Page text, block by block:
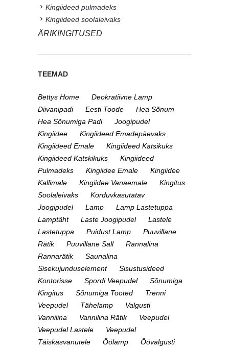
Kingiideed pulmadeks
Kingiideed soolaleivaks
ÄRIKINGITUSED
TEEMAD
Bettys Home
Deokratiivne Lamp
Diivanipadi
Eesti Toode
Hea Sõnum
Hea Sõnumiga Padi
Joogipudel
Kingiidee
Kingiideed Emadepäevaks
Kingiideed Emale
Kingiideed Katsikuks
Kingiideed Katskikuks
Kingiideed
Pulmadeks
Kingiidee Emale
Kingiidee
Kallimale
Kingiidee Vanaemale
Kingitus
Soolaleivaks
Korduvkasutatav
Joogipudel
Lamp
Lamp Lastetuppa
Lamptäht
Laste Joogipudel
Lastele
Lastetuppa
Puidust Lamp
Puuvillane
Rätik
Puuvillane Sall
Rannalina
Rannarätik
Saunalina
Sisekujunduselement
Sisustusideed
Kontorisse
Spordi Veepudel
Sõnumiga
Kingitus
Sõnumiga Tooted
Trenni
Veepudel
Tähelamp
Valgusti
Vannilina
Vannilina Rätik
Veepudel
Veepudel Lastele
Veepudel
Täiskasvanutele
Öölamp Öövalgusti